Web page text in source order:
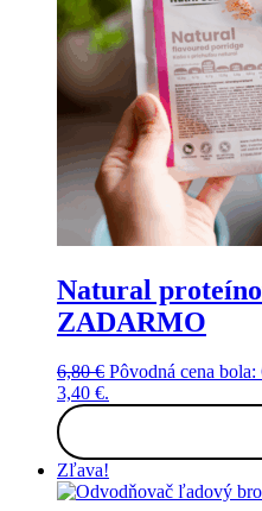
Natural
ZADARMO
6,80€ Pôvodná cena bola:
3,40 €.
Zľava!